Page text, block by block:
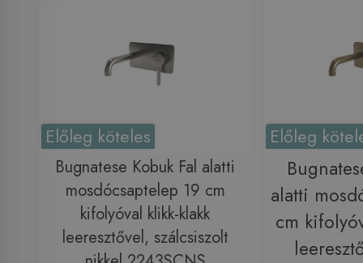
Előleg köteles
Bugnatese Kobuk Fal alatti
mosdócsaptelep 19 cm
kifolyóval klikk-klakk
leeresztővel, szálcsiszolt
Előleg
alatti
cm